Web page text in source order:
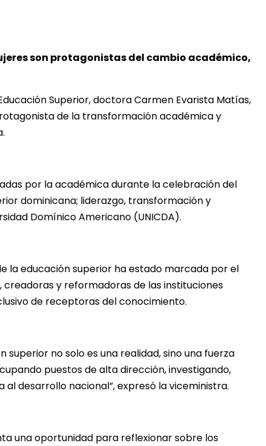
son protagonistas del cambio académico,
Superior, doctora Carmen Evarista Matías,
de la transformación académica y
por la académica durante la celebración del
dominicana; liderazgo, transformación y
Domínico Americano (UNICDA).
la educación superior ha estado marcada por el
y reformadoras de las instituciones
de receptoras del conocimiento.
superior no solo es una realidad, sino una fuerza
puestos de alta dirección, investigando,
desarrollo nacional”, expresó la viceministra.
una oportunidad para reflexionar sobre los